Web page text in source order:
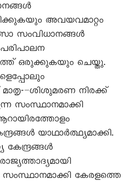
അവയവമാറ്റം
സംവിധാനങ്ങൾ
ഒരുക്കുകയും ചെയ്തു.
–ശിശുമരണ നിരക്ക്
സംസ്ഥാനമാക്കി
യാഥാർത്ഥ്യമാക്കി.
സംസ്ഥാനമാക്കി കേരളത്തെ